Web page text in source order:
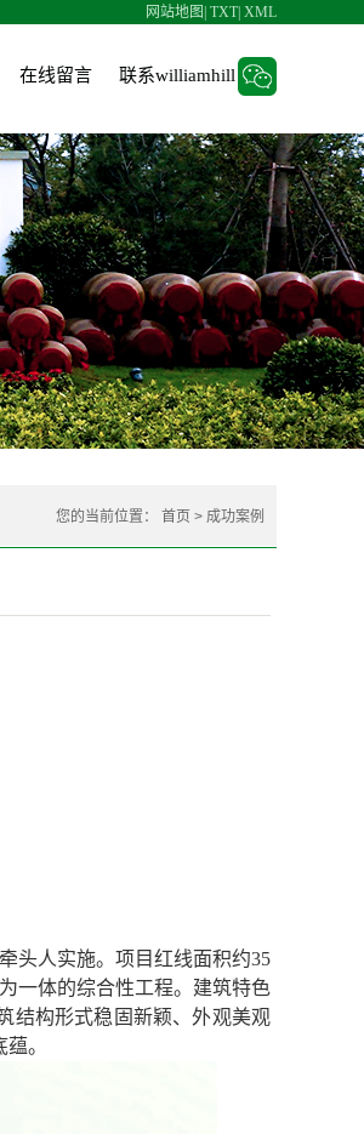
网站地图 TXT XML
在线留言 联系williamhill
您的当前位置： 首页 > 成功案例
头人实施。项目红线面积约35
一体的综合性工程。建筑特色
结构形式稳固新颖、外观美观
。